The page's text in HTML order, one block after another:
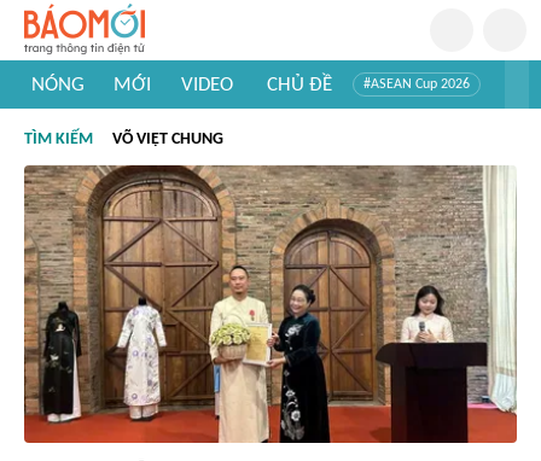
NÓNG MỚI VIDEO CHỦ ĐỀ #ASEAN Cup 2026
#Khám phá thế giới
TÌM KIẾM VÕ VIỆT CHUNG